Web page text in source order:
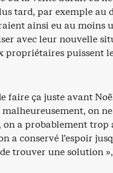
tard, par exemple au
ainsi eu au moins
avec leur nouvelle
propriétaires puissent
faire ça juste avant
malheureusement, on
on a probablement trop
a conservé l’espoir
trouver une solution